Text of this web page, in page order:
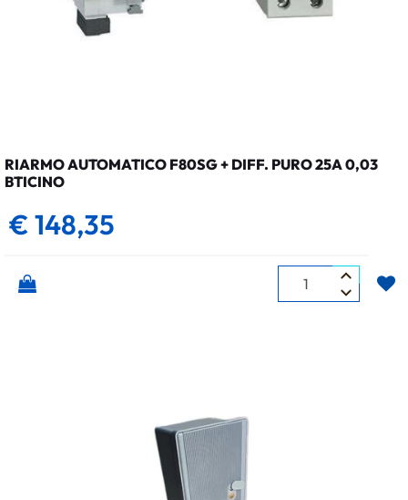
RIARMO AUTOMATICO F80SG + DIFF. PURO 25A 0,03
BTICINO
€ 148,35
Quantità